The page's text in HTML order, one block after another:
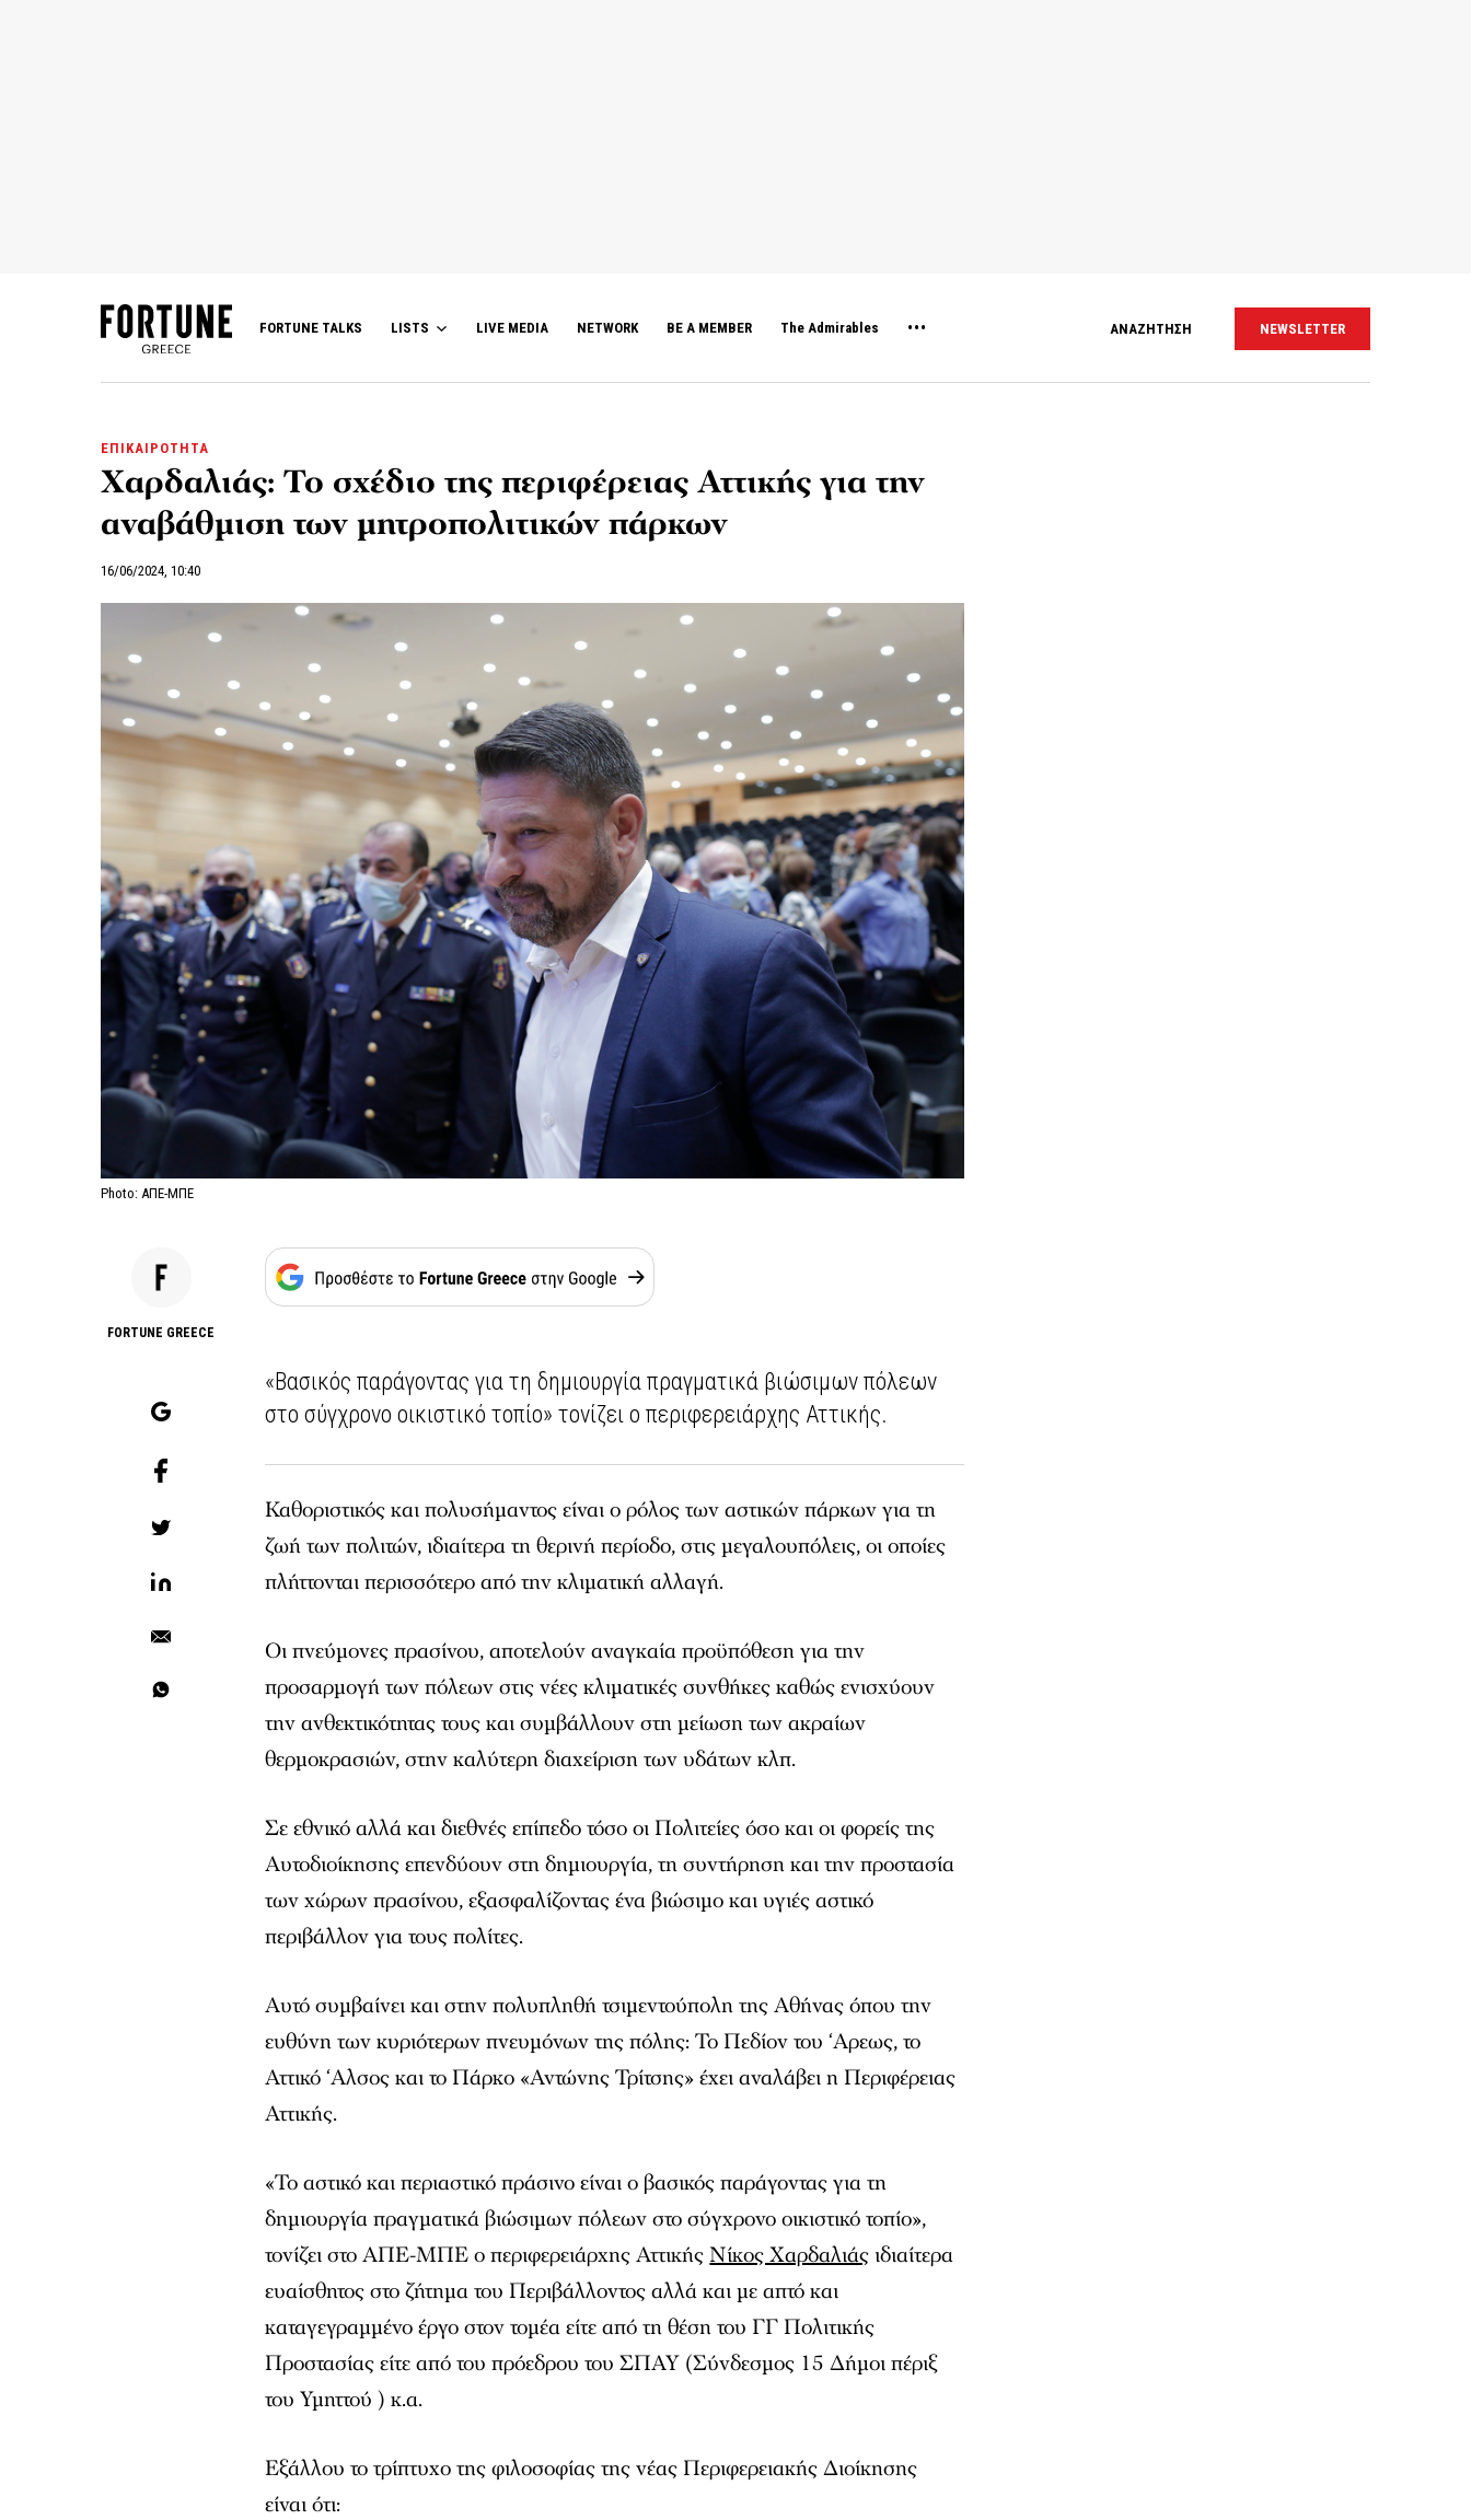
FORTUNE TALKS LISTS LIVE MEDIA NETWORK BE A MEMBER The Admirables ΑΝΑΖΗΤΗΣΗ NEWSLETTER
ΕΠΙΚΑΙΡΟΤΗΤΑ
Χαρδαλιάς: Το σχέδιο της περιφέρειας Αττικής για την
αναβάθμιση των μητροπολιτικών πάρκων
16/06/2024, 10:40
Photo: ΑΠΕ-ΜΠΕ
FORTUNE GREECE
«Βασικός παράγοντας για τη δημιουργία πραγματικά βιώσιμων πόλεων
στο σύγχρονο οικιστικό τοπίο» τονίζει ο περιφερειάρχης Αττικής.
Καθοριστικός και πολυσήμαντος είναι ο ρόλος των αστικών πάρκων για τη
ζωή των πολιτών, ιδιαίτερα τη θερινή περίοδο, στις μεγαλουπόλεις, οι οποίες
πλήττονται περισσότερο από την κλιματική αλλαγή.
Οι πνεύμονες πρασίνου, αποτελούν αναγκαία προϋπόθεση για την
προσαρμογή των πόλεων στις νέες κλιματικές συνθήκες καθώς ενισχύουν
την ανθεκτικότητας τους και συμβάλλουν στη μείωση των ακραίων
θερμοκρασιών, στην καλύτερη διαχείριση των υδάτων κλπ.
Σε εθνικό αλλά και διεθνές επίπεδο τόσο οι Πολιτείες όσο και οι φορείς της
Αυτοδιοίκησης επενδύουν στη δημιουργία, τη συντήρηση και την προστασία
των χώρων πρασίνου, εξασφαλίζοντας ένα βιώσιμο και υγιές αστικό
περιβάλλον για τους πολίτες.
Αυτό συμβαίνει και στην πολυπληθή τσιμεντούπολη της Αθήνας όπου την
ευθύνη των κυριότερων πνευμόνων της πόλης: Το Πεδίον του ‘Αρεως, το
Αττικό ‘Αλσος και το Πάρκο «Αντώνης Τρίτσης» έχει αναλάβει η Περιφέρειας
Αττικής.
«Το αστικό και περιαστικό πράσινο είναι ο βασικός παράγοντας για τη
δημιουργία πραγματικά βιώσιμων πόλεων στο σύγχρονο οικιστικό τοπίο»,
τονίζει στο ΑΠΕ-ΜΠΕ ο περιφερειάρχης ΑττικήςΝίκος Χαρδαλιάςιδιαίτερα
ευαίσθητος στο ζήτημα του Περιβάλλοντος αλλά και με απτό και
καταγεγραμμένο έργο στον τομέα είτε από τη θέση του ΓΓ Πολιτικής
Προστασίας είτε από του πρόεδρου του ΣΠΑΥ (Σύνδεσμος 15 Δήμοι πέριξ
του Υμηττού ) κ.α.
Εξάλλου το τρίπτυχο της φιλοσοφίας της νέας Περιφερειακής Διοίκησης
είναι ότι: